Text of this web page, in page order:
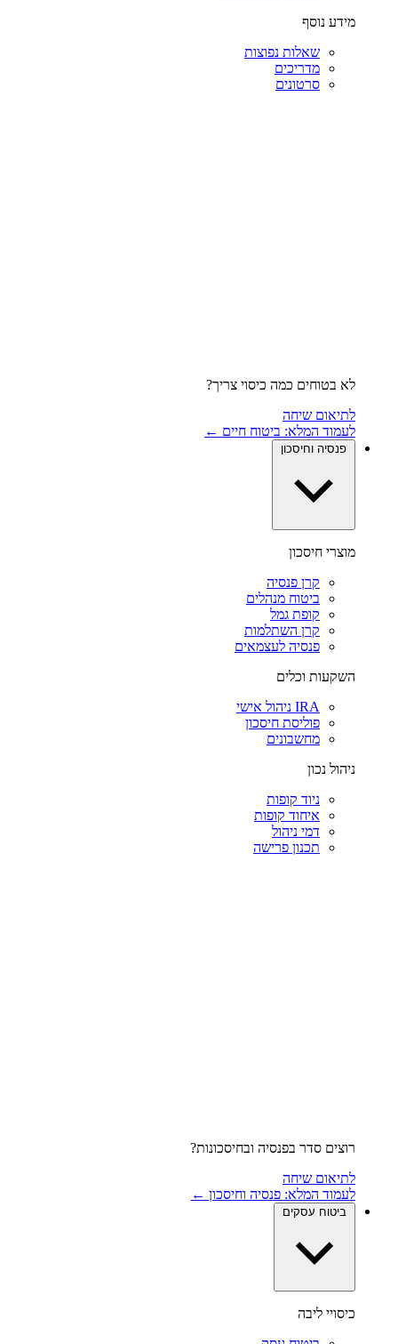
מידע נוסף
שאלות נפוצות
מדריכים
סרטונים
לא בטוחים כמה כיסוי צריך?
לתיאום שיחה
לעמוד המלא: ביטוח חיים ←
פנסיה וחיסכון
מוצרי חיסכון
קרן פנסיה
ביטוח מנהלים
קופת גמל
קרן השתלמות
פנסיה לעצמאים
השקעות וכלים
IRA ניהול אישי
פוליסת חיסכון
מחשבונים
ניהול נכון
ניוד קופות
איחוד קופות
דמי ניהול
תכנון פרישה
רוצים סדר בפנסיה ובחיסכונות?
לתיאום שיחה
לעמוד המלא: פנסיה וחיסכון ←
ביטוח עסקים
כיסויי ליבה